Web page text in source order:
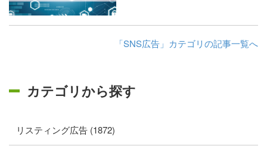
「SNS広告」カテゴリの記事一覧へ
カテゴリから探す
リスティング広告 (1872)